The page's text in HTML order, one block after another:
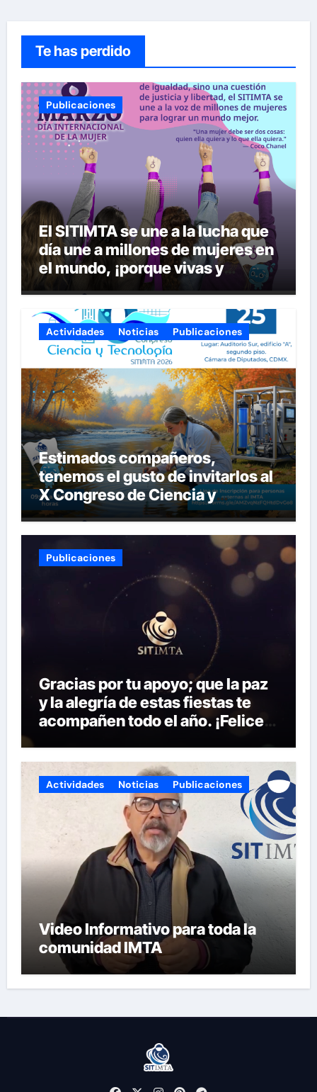
Te has perdido
Publicaciones
El SITIMTA se une a la lucha que
día une a millones de mujeres en
el mundo, ¡porque vivas y
seguras nos queremos!
Actividades Noticias Publicaciones
Estimados compañeros,
tenemos el gusto de invitarlos al
X Congreso de Ciencia y
Tecnología del SITIMTA. Si
gustan acompañarnos, dejamos
la liga para que se inscriban:
Publicaciones
Gracias por tu apoyo; que la paz
y la alegría de estas fiestas te
acompañen todo el año. ¡Felices
Actividades Noticias Publicaciones
Video Informativo para toda la
comunidad IMTA